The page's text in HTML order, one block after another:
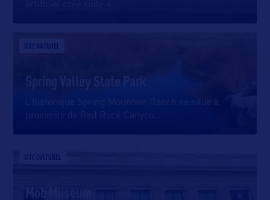
SITE NATUREL
Spring Valley State Park
L’historique Spring Mountain Ranch se situe à
proximité de Red Rock Canyon
SITE CULTUREL